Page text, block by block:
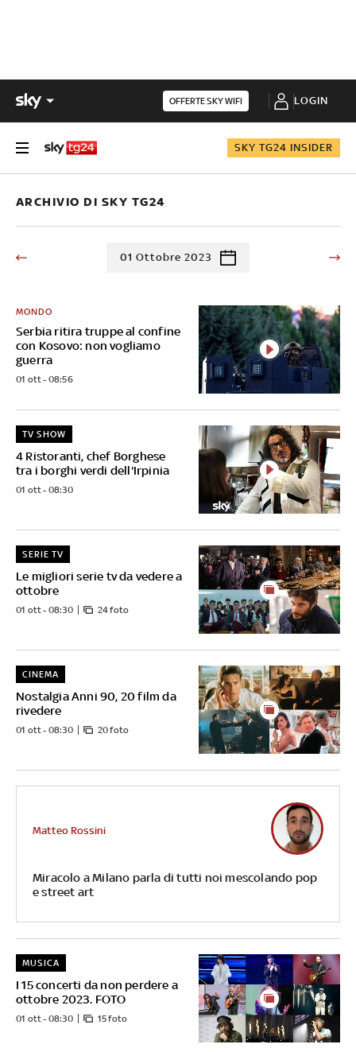
OFFERTE SKY WIFI LOGIN
SKY TG24 INSIDER
ARCHIVIO DI SKY TG24
01 Ottobre 2023
Serbia ritira truppe al confine
con Kosovo: non vogliamo
guerra
MONDO
01 ott - 08:56
4 Ristoranti, chef Borghese
tra i borghi verdi dell'Irpinia
TV SHOW
01 ott - 08:30
Le migliori serie tv da vedere a
ottobre
SERIE TV
01 ott - 08:30 24 foto
Nostalgia Anni 90, 20 film da
rivedere
CINEMA
01 ott - 08:30 20 foto
Miracolo a Milano parla di tutti noi mescolando pop
e street art
Matteo Rossini
I 15 concerti da non perdere a
ottobre 2023. FOTO
MUSICA
01 ott - 08:30 15 foto